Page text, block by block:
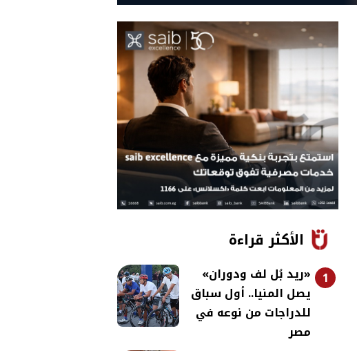
الأكثر قراءة
1
«ريد بُل لف ودوران»
يصل المنيا.. أول سباق
للدراجات من نوعه في
مصر